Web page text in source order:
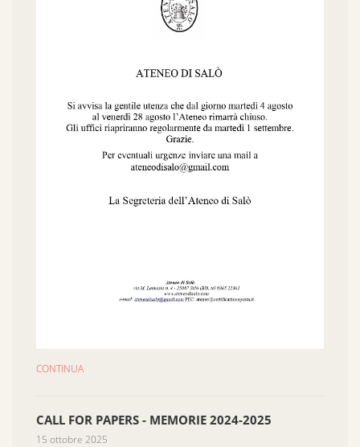
CONTINUA
CALL FOR PAPERS - MEMORIE 2024-2025
15 ottobre 2025